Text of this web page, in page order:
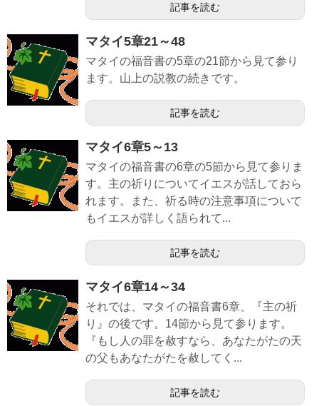
記事を読む
マタイ5章21～48
マタイの福音書の5章の21節から見て参り
ます。山上の説教の続きです。
記事を読む
マタイ6章5～13
マタイの福音書の6章の5節から見て参りま
す。主の祈りについてイエスが話しておら
れます。また、祈る時の注意事項について
もイエスが詳しく語られて...
記事を読む
マタイ6章14～34
それでは、マタイの福音書6章、『主の祈
り』の後です。14節から見て参ります。
『もし人の罪を赦すなら、あなたがたの天
の父もあなたがたを赦してく...
記事を読む